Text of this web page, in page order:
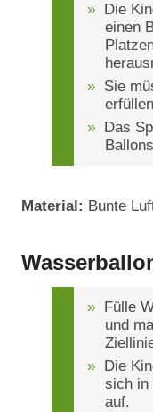
Die
einen
Sie
Das
Material: Bunte
Fülle
und
Die
sich in
auf.